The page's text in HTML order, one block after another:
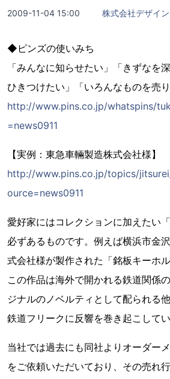
2009-11-04 15:00 株式会社デザイ
◆ピンズの使いみち
「みんなに知らせたい」「きずなを
ひきつけたい」「いろんなものを売り
http://www.pins.co.jp/whatspins/
=news0911
【実例：東急車輛製造株式会社様】
http://www.pins.co.jp/topics/
ource=news0911
愛好家にはコレクションに加えたい
必ずあるものです。例えば横浜市金
式会社様が製作された「銘板キーホ
この作品は海外で開かれる鉄道関係
ジナルのノベルティとして配られる
鉄道フリークに反響を巻き起こしてい
当社では過去にも同社よりオーダー
をご依頼いただいており、その売れ